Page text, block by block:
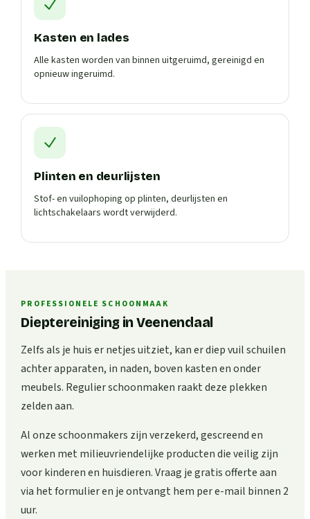
Kasten en lades
Alle kasten worden van binnen uitgeruimd, gereinigd en
opnieuw ingeruimd.
Plinten en deurlijsten
Stof- en vuilophoping op plinten, deurlijsten en
lichtschakelaars wordt verwijderd.
PROFESSIONELE SCHOONMAAK
Dieptereiniging in Veenendaal
Zelfs als je huis er netjes uitziet, kan er diep vuil schuilen
achter apparaten, in naden, boven kasten en onder
meubels. Regulier schoonmaken raakt deze plekken
zelden aan.
Al onze schoonmakers zijn verzekerd, gescreend en
werken met milieuvriendelijke producten die veilig zijn
voor kinderen en huisdieren. Vraag je gratis offerte aan
via het formulier en je ontvangt hem per e-mail binnen 2
uur.